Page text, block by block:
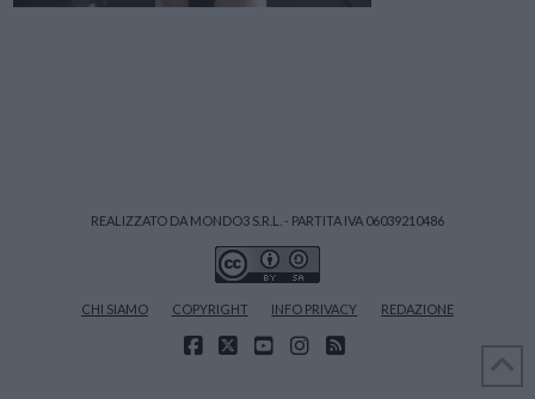
REALIZZATO DA MONDO3 S.R.L. - PARTITA IVA 06039210486
CHI SIAMO COPYRIGHT INFO PRIVACY REDAZIONE